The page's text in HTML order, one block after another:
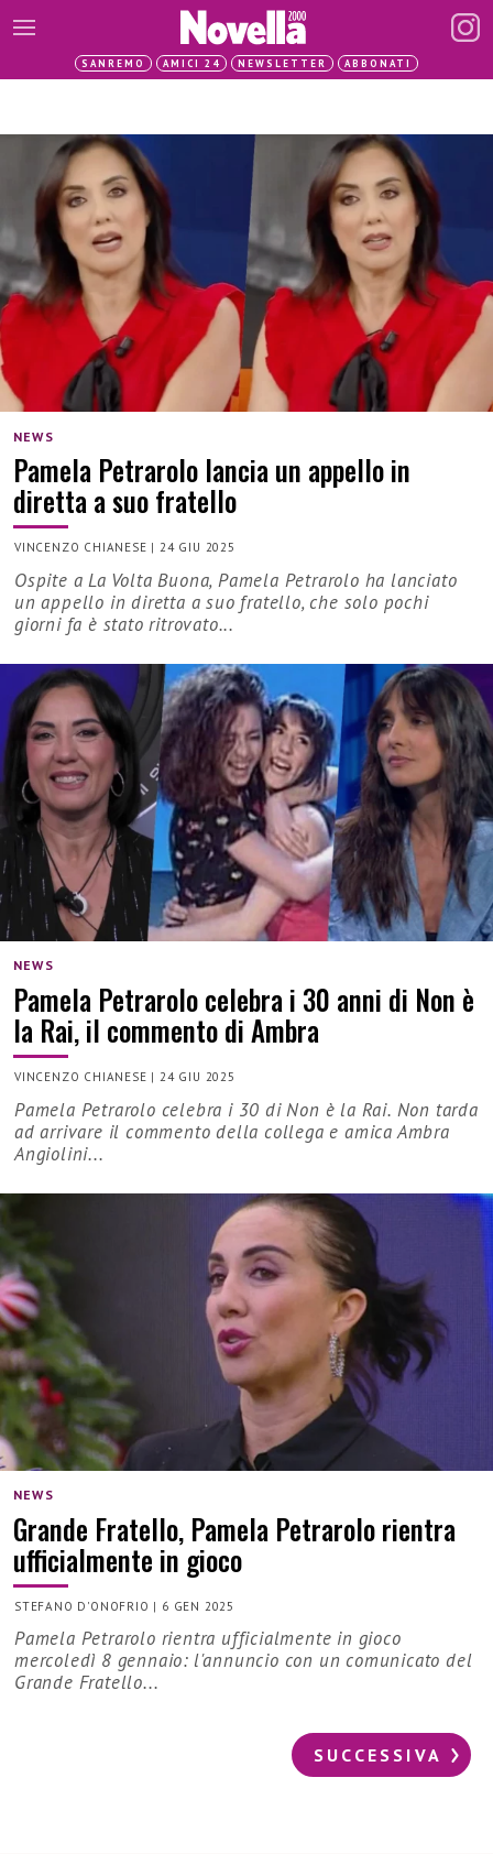
SANREMO AMICI 24 NEWSLETTER ABBONATI
NEWS
Pamela Petrarolo lancia un appello in
diretta a suo fratello
VINCENZO CHIANESE |24 GIU 2025
Ospite a La Volta Buona, Pamela Petrarolo ha lanciato
un appello in diretta a suo fratello, che solo pochi
giorni fa è stato ritrovato...
NEWS
Pamela Petrarolo celebra i 30 anni di Non è
la Rai, il commento di Ambra
VINCENZO CHIANESE | 24 GIU 2025
Pamela Petrarolo celebra i 30 di Non è la Rai. Non tarda
ad arrivare il commento della collega e amica Ambra
Angiolini...
NEWS
Grande Fratello, Pamela Petrarolo rientra
ufficialmente in gioco
STEFANO D'ONOFRIO | 6 GEN 2025
Pamela Petrarolo rientra ufficialmente in gioco
mercoledì 8 gennaio: l'annuncio con un comunicato del
Grande Fratello...
SUCCESSIVA